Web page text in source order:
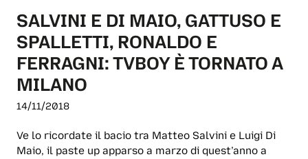
SALVINI E DI MAIO, GATTUSO E
SPALLETTI, RONALDO E
FERRAGNI: TVBOY È TORNATO A
MILANO
14/11/2018
Ve lo ricordate il bacio tra Matteo Salvini e Luigi Di
Maio, il paste up apparso a marzo di quest’anno a